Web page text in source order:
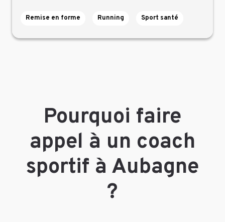
Remise en forme Running Sport santé
Pourquoi faire
appel à un coach
sportif à Aubagne
?